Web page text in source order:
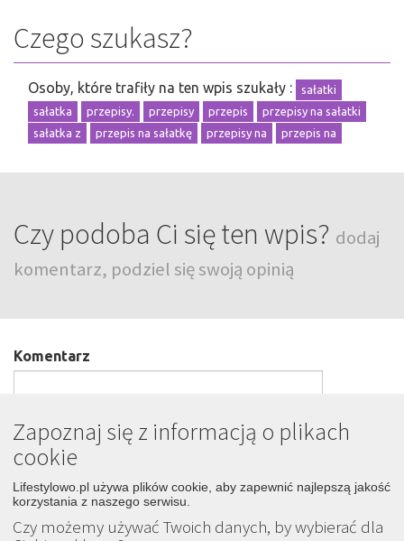
Czego szukasz?
Osoby, które trafiły na ten wpis szukały :
sałatki
sałatka
przepisy. przepisy przepis
przepisy na sałatki
sałatka z
przepis na sałatkę przepisy na przepis na
Czy podoba Ci się ten wpis? dodaj
komentarz, podziel się swoją opinią
Komentarz
Podpis
Wyślij
Zapoznaj się z informacją o plikach
cookie
Lifestylowo.pl używa plików cookie, aby zapewnić najlepszą jakość
korzystania z naszego serwisu.
Czy możemy używać Twoich danych, by wybierać dla